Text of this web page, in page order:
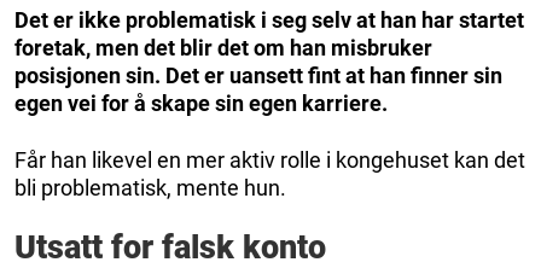
Det er ikke problematisk i seg selv at han har startet
foretak, men det blir det om han misbruker
posisjonen sin. Det er uansett fint at han finner sin
egen vei for å skape sin egen karriere.
Får han likevel en mer aktiv rolle i kongehuset kan det
bli problematisk, mente hun.
Utsatt for falsk konto